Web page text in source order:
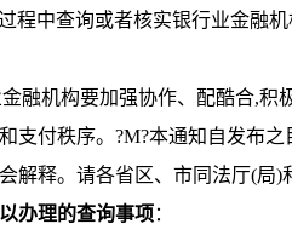
程中查询或者核实银行业金融
金融机构要加强协作、配酷合,
支付秩序。?M?本通知自发布
解释。请各省区、市同法厅(局)
办理的查询事项 ：